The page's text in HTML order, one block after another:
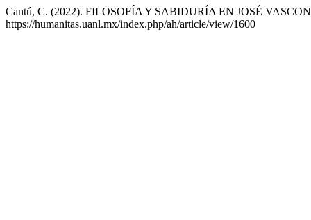
Cantú, C. (2022). FILOSOFÍA Y SABIDURÍA EN JOSÉ
https://humanitas.uanl.mx/index.php/ah/article/view/1600